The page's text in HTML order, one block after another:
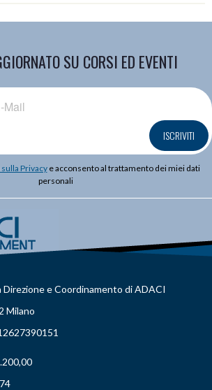
SU CORSI ED EVENTI
ISCRIVITI
Privacye acconsento al trattamento dei miei dati
personali
e Coordinamento di ADACI
Milano